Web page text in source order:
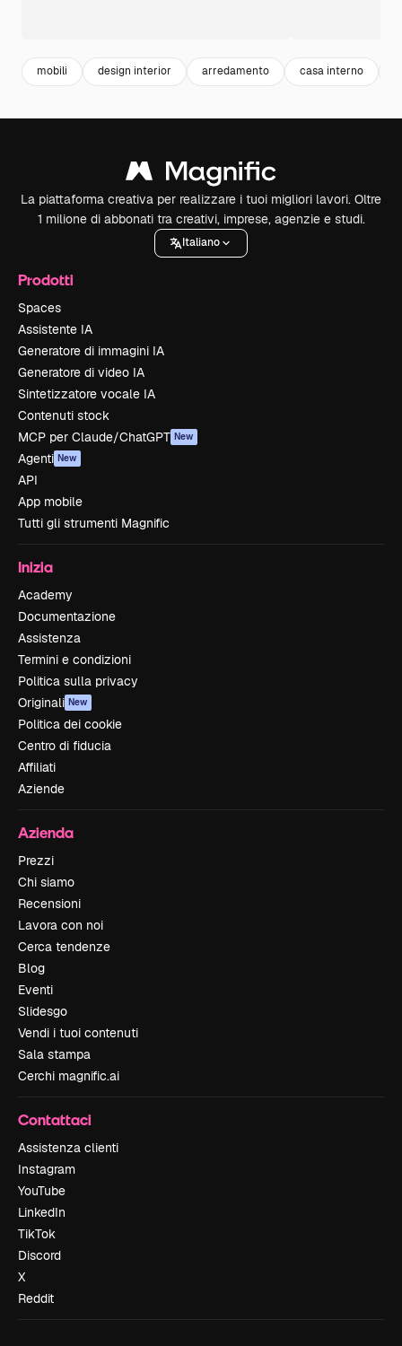
mobili design interior arredamento casa interno
La piattaforma creativa per realizzare i tuoi migliori lavori. Oltre
1 milione di abbonati tra creativi, imprese, agenzie e studi.
Italiano
Prodotti
Spaces
Assistente IA
Generatore di immagini IA
Generatore di video IA
Sintetizzatore vocale IA
Contenuti stock
MCP per Claude/ChatGPT New
Agenti New
API
App mobile
Tutti gli strumenti Magnific
Inizia
Academy
Documentazione
Assistenza
Termini e condizioni
Politica sulla privacy
Originali New
Politica dei cookie
Centro di fiducia
Affiliati
Aziende
Azienda
Prezzi
Chi siamo
Recensioni
Lavora con noi
Cerca tendenze
Blog
Eventi
Slidesgo
Vendi i tuoi contenuti
Sala stampa
Cerchi magnific.ai
Contattaci
Assistenza clienti
Instagram
YouTube
LinkedIn
TikTok
Discord
X
Reddit